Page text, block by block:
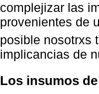
complejizar las
provenientes de
posible nosotrxs
implicancias de
Los insumos de